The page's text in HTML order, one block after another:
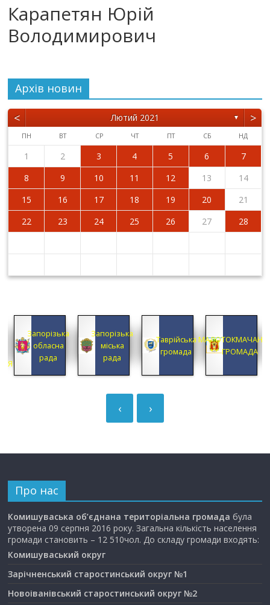
Карапетян Юрій
Володимирович
Архiв новин
< Лютий 2021 ▼ >
ПН ВТ СР ЧТ ПТ СБ НД
1 2 3 4 5 6
7
8
9 10 11 12 13
14
15
16 17 18 19 20
21
22
23 24 25 26 27 28
Запорізька
обласна
рада
Запорізька
міська
рада
Таврійська
громада
ГРОМАДА
›
‹
Про нас
Комишуваська об’єднана територіальна громада була
утворена 09 серпня 2016 року. Загальна кількість населення
громади становить – 12 510чол. До складу громади входять:
Комишуваський округ
Зарічненський старостинський округ №1
Новоіванівський старостинський округ №2